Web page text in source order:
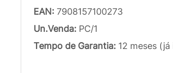
EAN: 7908157100273
Un.Venda: PC/1
Tempo de Garantia: 12 meses